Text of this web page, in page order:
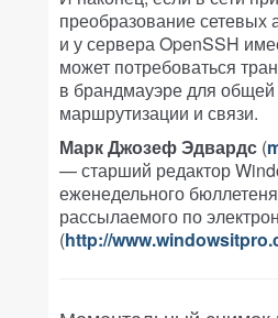
преобразование сетевых
и у сервера OpenSSH
может потребоваться
в брандмауэре для общей
маршрутизации и связи.
Марк Джозеф Эдвардс (
— старший редактор
еженедельного
рассылаемого по
(http://